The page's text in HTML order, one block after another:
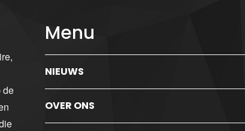
de
Menu
NIEUWS
OVER ONS